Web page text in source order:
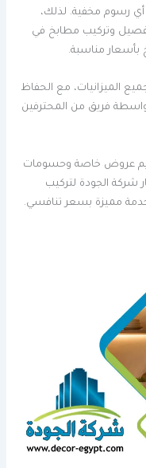
رسوم مخفية. لذلك،
تفصيل وتركيب مطابخ في
مناسبة.
الميزانيات، مع الحفاظ
فريق من المحترفين
عروض خاصة وحسومات
شركة الجودة لتركيب
مميزة بسعر تنافسي.